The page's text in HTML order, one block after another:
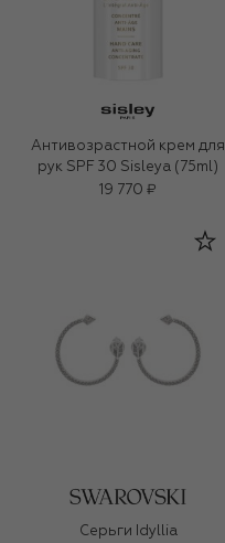
Антивозрастной крем для
рук SPF 30 Sisleya (75ml)
19 770 ₽
Серьги Idyllia